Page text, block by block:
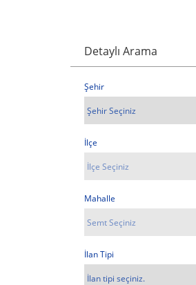
Detaylı Arama
Şehir
İlçe
Mahalle
İlan Tipi